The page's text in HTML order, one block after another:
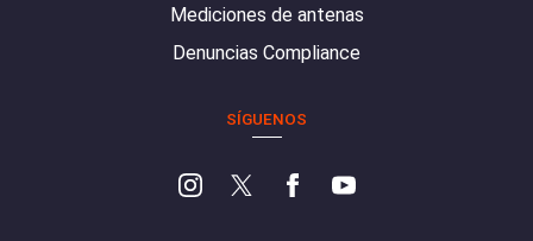
Mediciones de antenas
Denuncias Compliance
SÍGUENOS